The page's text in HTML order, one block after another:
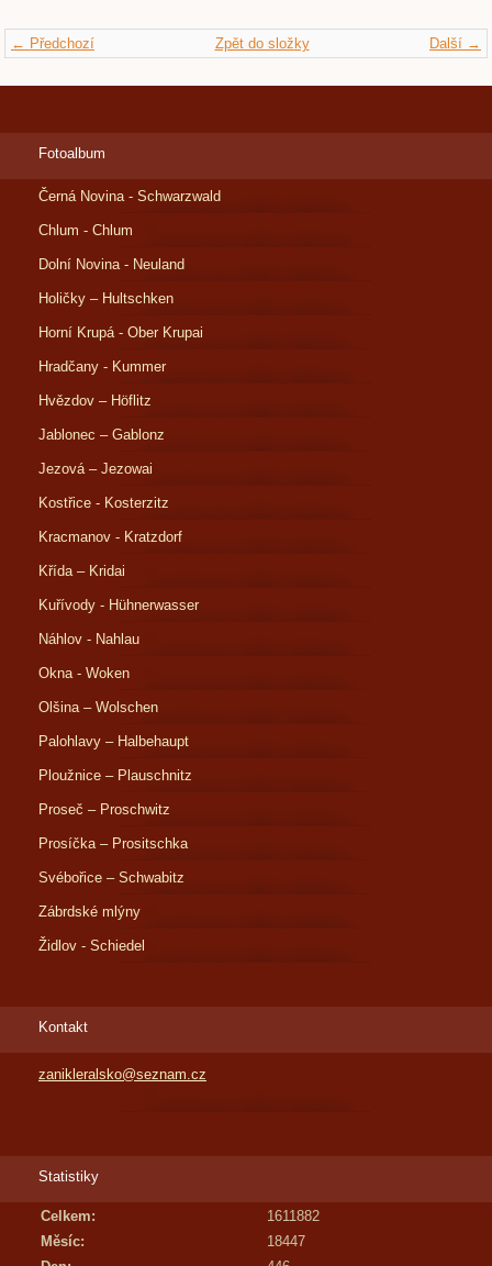
← Předchozí Další →
Zpět do složky
Fotoalbum
Černá Novina - Schwarzwald
Chlum - Chlum
Dolní Novina - Neuland
Holičky – Hultschken
Horní Krupá - Ober Krupai
Hradčany - Kummer
Hvězdov – Höflitz
Jablonec – Gablonz
Jezová – Jezowai
Kostřice - Kosterzitz
Kracmanov - Kratzdorf
Křída – Kridai
Kuřívody - Hühnerwasser
Náhlov - Nahlau
Okna - Woken
Olšina – Wolschen
Palohlavy – Halbehaupt
Ploužnice – Plauschnitz
Proseč – Proschwitz
Prosíčka – Prositschka
Svébořice – Schwabitz
Zábrdské mlýny
Židlov - Schiedel
Kontakt
zanikleralsko@seznam.cz
Statistiky
Celkem:
1611882
Měsíc:
18447